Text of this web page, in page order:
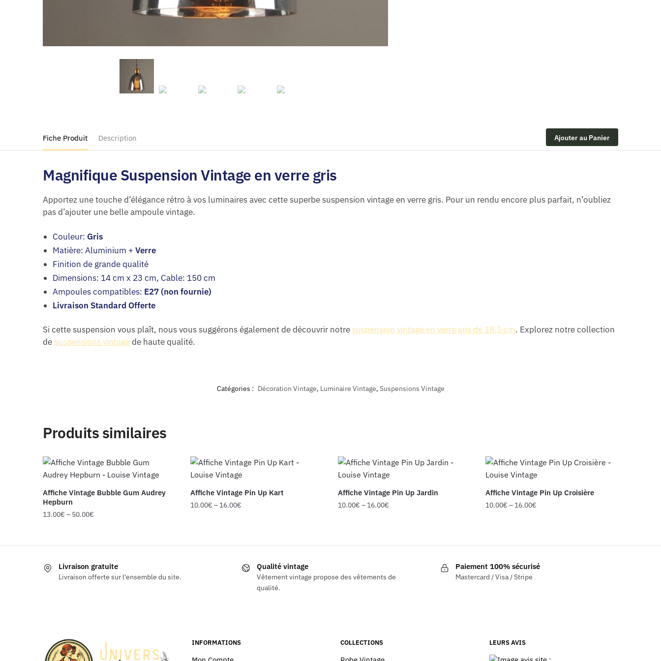
Fiche Produit Description Ajouter au Panier
Magnifique Suspension Vintage en verre gris
Apportez une touche d’élégance rétro à vos luminaires avec cette superbe suspension vintage en verre gris. Pour un rendu encore plus parfait, n’oubliez
pas d’ajouter une belle ampoule vintage.
Couleur: Gris
Matière: Aluminium +Verre
Finition de grande qualité
Dimensions: 14 cm x 23 cm, Cable: 150 cm
Ampoules compatibles: E27 (non fournie)
Livraison Standard Offerte
Si cette suspension vous plaît, nous vous suggérons également de découvrir notre suspension vintage en verre gris de 18,5 cm. Explorez notre collection
de suspensions vintagede haute qualité.
Catégories : Décoration Vintage, Luminaire Vintage, Suspensions Vintage
Produits similaires
Affiche Vintage Bubble Gum Audrey
Hepburn
13.00€ – 50.00€
plusieurs
variations.
choisies
sur
Affiche Vintage Pin Up Kart
10.00€ – 16.00€
sur
la
Affiche Vintage Pin Up Jardin
10.00€ – 16.00€
sur
la
Affiche Vintage Pin Up Croisière
10.00€ – 16.00€
variations.
Les
sur
la
Livraison gratuite
Livraison offerte sur l'ensemble du site.
Qualité vintage
Vêtement vintage propose des vêtements de
qualité.
Paiement 100% sécurisé
Mastercard / Visa / Stripe
INFORMATIONS COLLECTIONS LEURS AVIS